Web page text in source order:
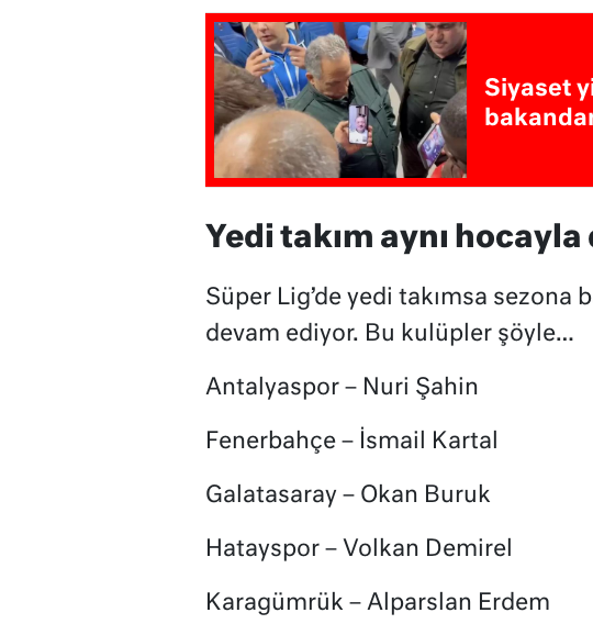
Siyaset
Yedi takım aynı
Süper Lig’de yedi takımsa sezona
devam ediyor. Bu kulüpler şöyle…
Antalyaspor – Nuri Şahin
Fenerbahçe – İsmail Kartal
Galatasaray – Okan Buruk
Hatayspor – Volkan Demirel
Karagümrük – Alparslan Erdem